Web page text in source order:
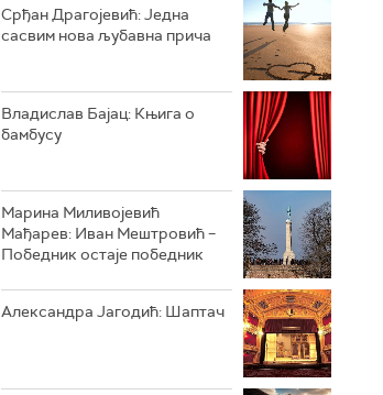
РАДИО ВРТЕШКА
РАДИО ЏЕЗЕР
Срђан Драгојевић: Једна
сасвим нова љубавна прича
Владислав Бајац: Књига о
бамбусу
Марина Миливојевић
Мађарев: Иван Мештровић –
Победник остаје победник
Александра Јагодић: Шаптач